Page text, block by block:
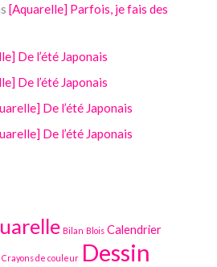
[Aquarelle] Parfois, je fais des
De l’été Japonais
De l’été Japonais
De l’été Japonais
De l’été Japonais
Bilan Blois Calendrier
Crayons de couleur Dessin